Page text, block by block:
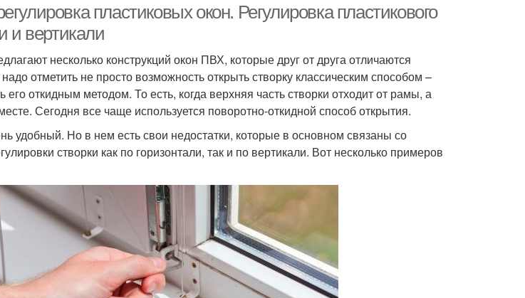
пластиковых окон. Регулировка пластикового
и вертикали
несколько конструкций окон ПВХ, которые друг от друга отличаются
отметить не просто возможность открыть створку классическим способом –
откидным методом. То есть, когда верхняя часть створки отходит от рамы, а
Сегодня все чаще используется поворотно-откидной способ открытия.
удобный. Но в нем есть свои недостатки, которые в основном связаны со
створки как по горизонтали, так и по вертикали. Вот несколько примеров